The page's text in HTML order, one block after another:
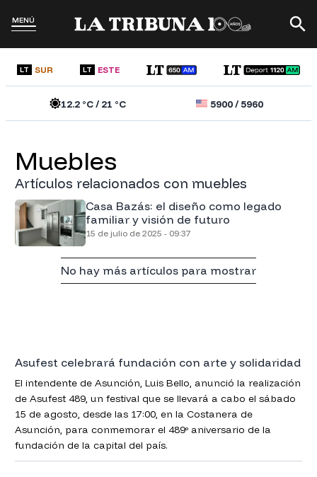
MENÚ
LT SUR LT ESTE
12.2 °C /21 °C 5900/5960
muebles
Artículos relacionados con muebles
Casa Bazás: el diseño como legado
familiar y visión de futuro
15 de julio de 2025 - 09:37
No hay más artículos para mostrar
Asufest celebrará fundación con arte y solidaridad
El intendente de Asunción, Luis Bello, anunció la realización
de Asufest 489, un festival que se llevará a cabo el sábado
15 de agosto, desde las 17:00, en la Costanera de
Asunción, para conmemorar el 489º aniversario de la
fundación de la capital del país.